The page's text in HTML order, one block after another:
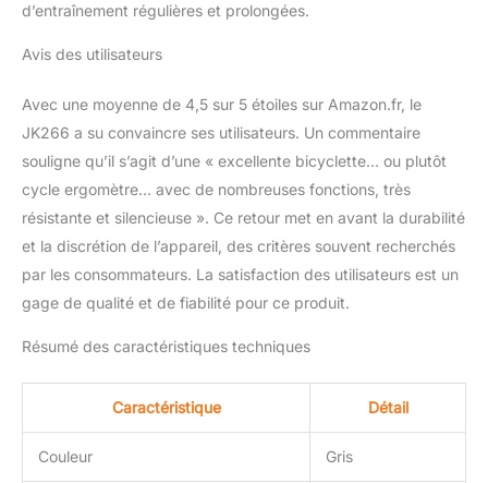
d’entraînement régulières et prolongées.
Avis des utilisateurs
Avec une moyenne de 4,5 sur 5 étoiles sur Amazon.fr, le
JK266 a su convaincre ses utilisateurs. Un commentaire
souligne qu’il s’agit d’une « excellente bicyclette… ou plutôt
cycle ergomètre… avec de nombreuses fonctions, très
résistante et silencieuse ». Ce retour met en avant la durabilité
et la discrétion de l’appareil, des critères souvent recherchés
par les consommateurs. La satisfaction des utilisateurs est un
gage de qualité et de fiabilité pour ce produit.
Résumé des caractéristiques techniques
Caractéristique Détail
Couleur Gris